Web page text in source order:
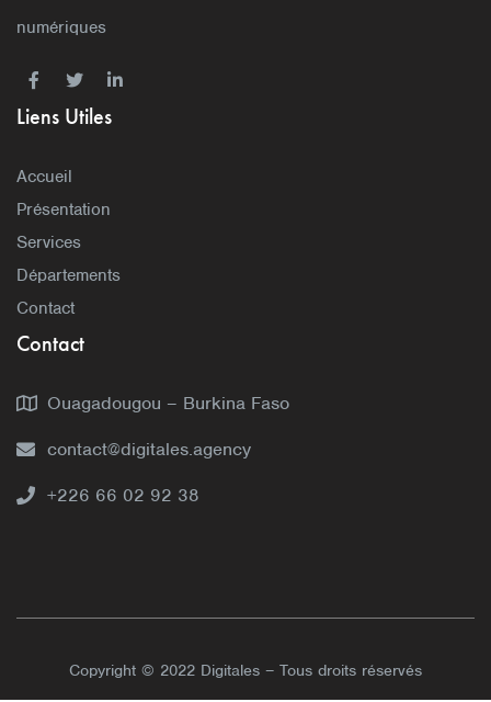
numériques
Liens Utiles
Accueil
Présentation
Services
Départements
Contact
Contact
Ouagadougou – Burkina Faso
contact@digitales.agency
+226 66 02 92 38
Copyright © 2022 Digitales – Tous droits réservés